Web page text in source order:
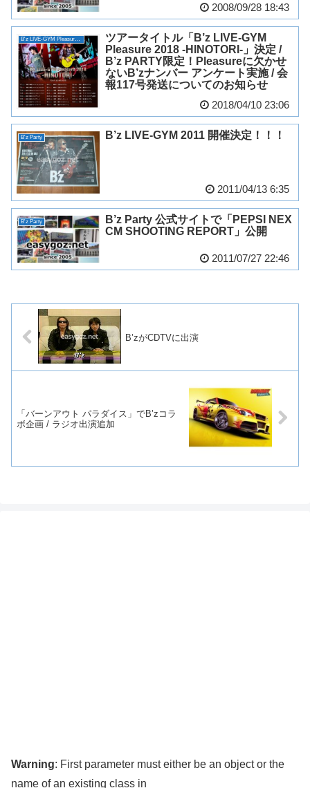
2008/09/28 18:43
B'z LIVE-GYM Pleasure 2018 -HINOTORI-
ツアータイトル「B’z LIVE-GYM
Pleasure 2018 -HINOTORI-」決定 /
B’z PARTY限定！Pleasureに欠かせ
ないB’zナンバー アンケート実施 / 会
報117号発送についてのお知らせ
2018/04/10 23:06
B'z Party B’z LIVE-GYM 2011 開催決定！！！
2011/04/13 6:35
B'z Party
B’z Party 公式サイトで「PEPSI NEX
CM SHOOTING REPORT」公開
2011/07/27 22:46
B’zがCDTVに出演
「バーンアウト パラダイス」でB’zコラ
ボ企画 / ラジオ出演追加
Warning: First parameter must either be an object or the
name of an existing class in